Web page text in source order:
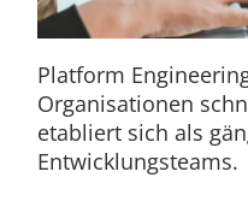
Platform
Organisationen
etabliert sich als
Entwicklungsteams.